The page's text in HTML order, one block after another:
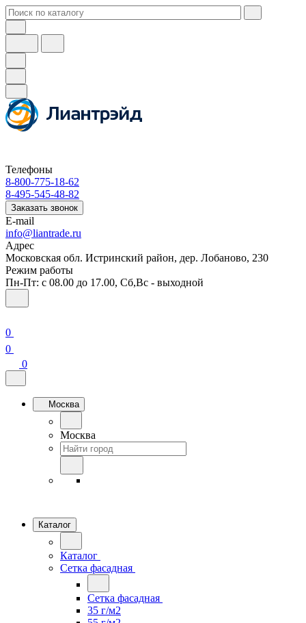
Телефоны
8-800-775-18-62
8-495-545-48-82
Заказать звонок
E-mail
info@liantrade.ru
Адрес
Московская обл. Истринский район, дер. Лобаново, 230
Режим работы
Пн-Пт: c 08.00 до 17.00, Cб,Вс - выходной
0
0
0
Москва
Москва
Каталог
Каталог
Сетка фасадная
Сетка фасадная
35 г/м2